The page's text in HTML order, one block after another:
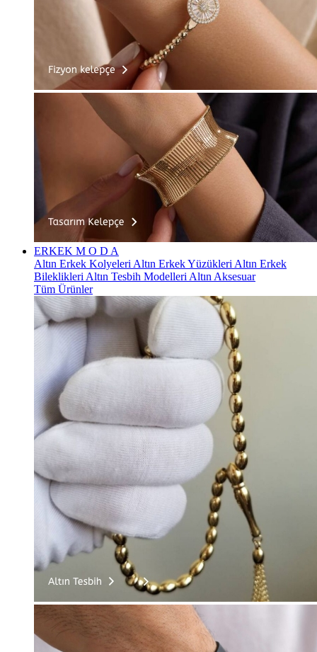
ERKEK M O D A
Altın Erkek Kolyeleri Altın Erkek Yüzükleri Altın Erkek
Bileklikleri Altın Tesbih Modelleri Altın Aksesuar
Tüm Ürünler